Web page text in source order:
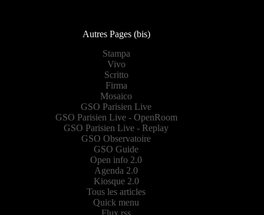
Autres Pages (bis)
Stampa
Vivo
Scritto
Firma
Mosaico
GSO Parisien Live
GSO Parisien Live - OpenRoom
GSO Parisien Live - Replay
GSO Observatoire
GSO Guide
Open info 2.0
Agenda 2.0
Kiosque 2.0
Tous les articles
Quick menu